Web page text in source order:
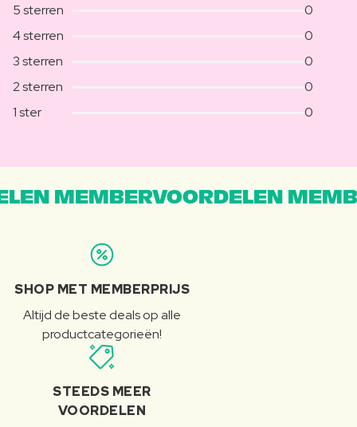
5 sterren
0
4 sterren
0
3 sterren
0
2 sterren
0
1 ster
0
MEMBERVOORDELEN
SHOP MET MEMBERPRIJS
Altijd de beste deals op alle
productcategorieën!
STEEDS MEER
VOORDELEN